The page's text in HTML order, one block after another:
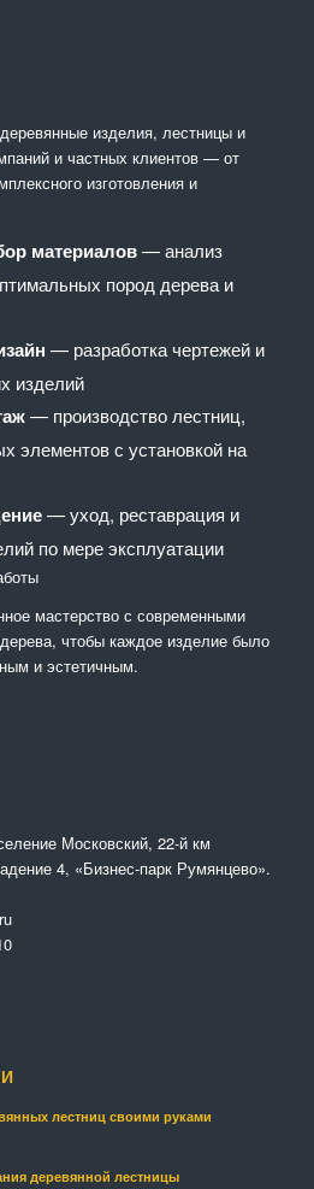
изделия, лестницы и
и частных клиентов — от
изготовления и
материалов— анализ
пород дерева и
— разработка чертежей и
изделий
— производство лестниц,
элементов с установкой на
— уход, реставрация и
по мере эксплуатации
мастерство с современными
чтобы каждое изделие было
и эстетичным.
Московский, 22-й км
4, «Бизнес-парк Румянцево».
лестниц своими руками
деревянной лестницы